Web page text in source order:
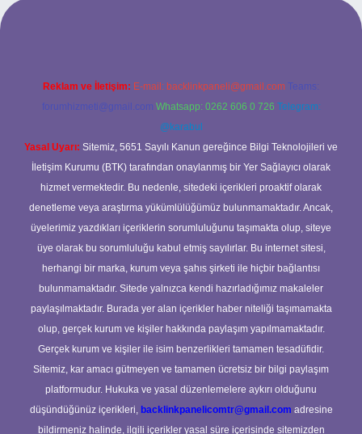
giriş
Reklam ve İletişim: E-mail: backlinkpaneli@gmail.com Teams:
forumhizmeti@gmail.com Whatsapp: 0262 606 0 726 Telegram:
@karabul
Yasal Uyarı: Sitemiz, 5651 Sayılı Kanun gereğince Bilgi Teknolojileri ve
İletişim Kurumu (BTK) tarafından onaylanmış bir Yer Sağlayıcı olarak
hizmet vermektedir. Bu nedenle, sitedeki içerikleri proaktif olarak
denetleme veya araştırma yükümlülüğümüz bulunmamaktadır. Ancak,
üyelerimiz yazdıkları içeriklerin sorumluluğunu taşımakta olup, siteye
üye olarak bu sorumluluğu kabul etmiş sayılırlar. Bu internet sitesi,
herhangi bir marka, kurum veya şahıs şirketi ile hiçbir bağlantısı
bulunmamaktadır. Sitede yalnızca kendi hazırladığımız makaleler
paylaşılmaktadır. Burada yer alan içerikler haber niteliği taşımamakta
olup, gerçek kurum ve kişiler hakkında paylaşım yapılmamaktadır.
Gerçek kurum ve kişiler ile isim benzerlikleri tamamen tesadüfidir.
Sitemiz, kar amacı gütmeyen ve tamamen ücretsiz bir bilgi paylaşım
platformudur. Hukuka ve yasal düzenlemelere aykırı olduğunu
düşündüğünüz içerikleri, backlinkpanelicomtr@gmail.com adresine
bildirmeniz halinde, ilgili içerikler yasal süre içerisinde sitemizden